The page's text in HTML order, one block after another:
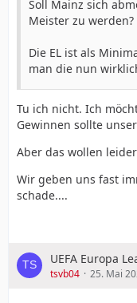
Soll Mainz sich
Meister zu werden?
Die EL ist als
man die nun
Tu ich nicht. Ich
Gewinnen sollte
Aber das wollen
Wir geben uns fast
schade....
UEFA Europa
tsvb04 25. Mai